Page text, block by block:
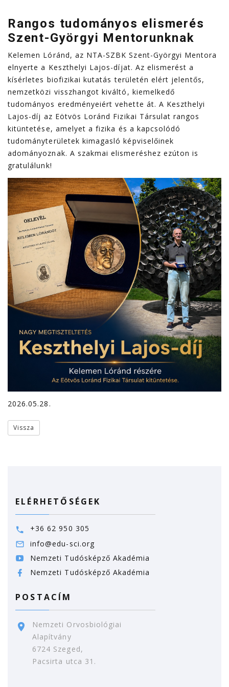
Rangos tudományos elismerés
Szent-Györgyi Mentorunknak
Kelemen Lóránd, az NTA-SZBK Szent-Györgyi Mentora
elnyerte a Keszthelyi Lajos-díjat. Az elismerést a
kísérletes biofizikai kutatás területén elért jelentős,
nemzetközi visszhangot kiváltó, kiemelkedő
tudományos eredményeiért vehette át. A Keszthelyi
Lajos-díj az Eötvös Loránd Fizikai Társulat rangos
kitüntetése, amelyet a fizika és a kapcsolódó
tudományterületek kimagasló képviselőinek
adományoznak. A szakmai elismeréshez ezúton is
gratulálunk!
2026.05.28.
Vissza
ELÉRHETŐSÉGEK
+36 62 950 305
info@edu-sci.org
Nemzeti Tudósképző Akadémia
Nemzeti Tudósképző Akadémia
POSTACÍM
Nemzeti Orvosbiológiai
Alapítvány
6724 Szeged,
Pacsirta utca 31.